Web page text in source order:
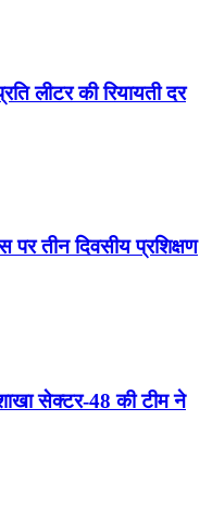
लीटर की रियायती दर
पर तीन दिवसीय प्रशिक्षण
सेक्टर-48 की टीम ने